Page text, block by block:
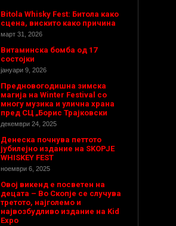
Bitola Whisky Fest: Битола како
сцена, вискито како причина
март 31, 2026
Витаминска бомба од 17
состојки
јануари 9, 2026
Предновогодишнa зимска
магија на Winter Festival со
многу музика и улична храна
пред СЦ „Борис Трајковски
декември 24, 2025
Денеска почнува петтото
јубилејно издание на SKOPJE
WHISKEY FEST
ноември 6, 2025
Овој викенд е посветен на
децата – Во Скопје се случува
третото, најголемо и
највозбудливо издание на Kid
Expo